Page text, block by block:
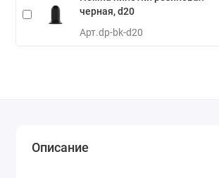
черная, d20
Арт.dp-bk-d20
Описание